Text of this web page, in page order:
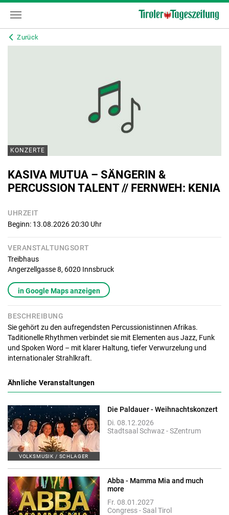
Zurück
KONZERTE
KASIVA MUTUA – SÄNGERIN &
PERCUSSION TALENT // FERNWEH: KENIA
UHRZEIT
Beginn: 13.08.2026 20:30 Uhr
VERANSTALTUNGSORT
Treibhaus
Angerzellgasse 8, 6020 Innsbruck
in Google Maps anzeigen
BESCHREIBUNG
Sie gehört zu den aufregendsten Percussionistinnen Afrikas.
Taditionelle Rhythmen verbindet sie mit Elementen aus Jazz, Funk
und Spoken Word – mit klarer Haltung, tiefer Verwurzelung und
internationaler Strahlkraft.
Ähnliche Veranstaltungen
VOLKSMUSIK / SCHLAGER
Die Paldauer - Weihnachtskonzert
Di. 08.12.2026
Stadtsaal Schwaz - SZentrum
Abba - Mamma Mia and much
more
Fr. 08.01.2027
Congress - Saal Tirol